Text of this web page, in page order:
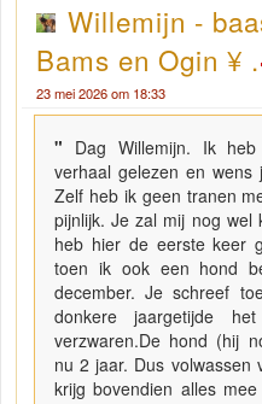
Willemijn -
Bams en Ogin ¥ .
23 mei 2026 om 18:33
" Dag Willemijn. Ik
verhaal gelezen en wens
Zelf heb ik geen tranen
pijnlijk. Je zal mij nog wel
heb hier de eerste keer
toen ik ook een hond
december. Je schreef
donkere jaargetijde
verzwaren.De hond (hij
nu 2 jaar. Dus volwassen
krijg bovendien alles